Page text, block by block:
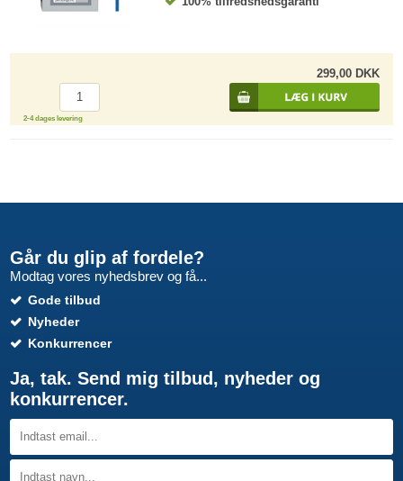
299,00 DKK
2-4 dages levering
Går du glip af fordele?
Modtag vores nyhedsbrev og få...
Gode tilbud
Nyheder
Konkurrencer
Ja, tak. Send mig tilbud, nyheder og
konkurrencer.